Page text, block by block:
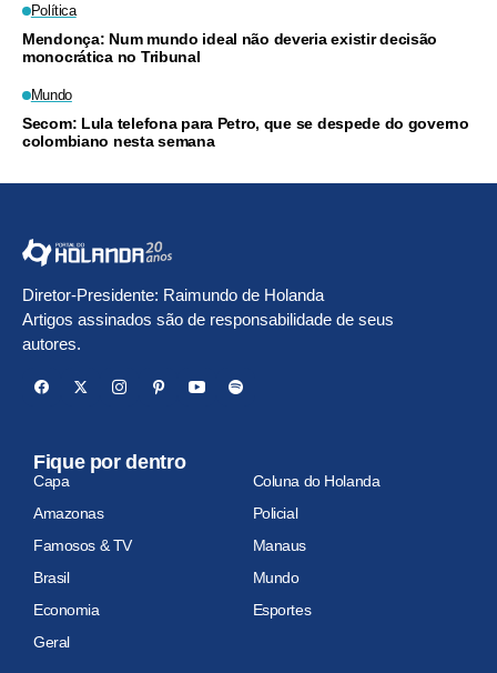
Política
Mendonça: Num mundo ideal não deveria existir decisão
monocrática no Tribunal
Mundo
Secom: Lula telefona para Petro, que se despede do governo
colombiano nesta semana
Diretor-Presidente: Raimundo de Holanda
Artigos assinados são de responsabilidade de seus
autores.
Fique por dentro
Capa
Coluna do Holanda
Amazonas
Policial
Famosos & TV
Manaus
Brasil
Mundo
Economia
Esportes
Geral